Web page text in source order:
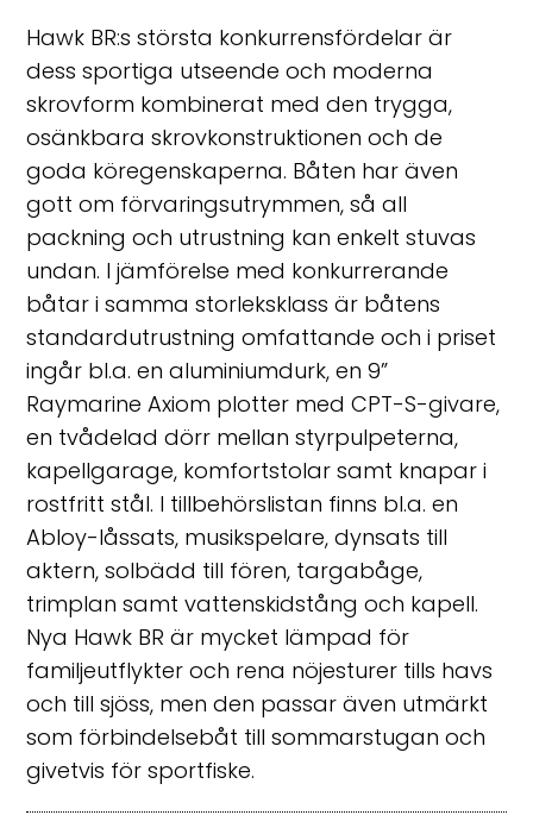
Hawk BR:s största konkurrensfördelar är
dess sportiga utseende och moderna
skrovform kombinerat med den trygga,
osänkbara skrovkonstruktionen och de
goda köregenskaperna. Båten har även
gott om förvaringsutrymmen, så all
packning och utrustning kan enkelt stuvas
undan. I jämförelse med konkurrerande
båtar i samma storleksklass är båtens
standardutrustning omfattande och i priset
ingår bl.a. en aluminiumdurk, en 9”
Raymarine Axiom plotter med CPT-S-givare,
en tvådelad dörr mellan styrpulpeterna,
kapellgarage, komfortstolar samt knapar i
rostfritt stål. I tillbehörslistan finns bl.a. en
Abloy-låssats, musikspelare, dynsats till
aktern, solbädd till fören, targabåge,
trimplan samt vattenskidstång och kapell.
Nya Hawk BR är mycket lämpad för
familjeutflykter och rena nöjesturer tills havs
och till sjöss, men den passar även utmärkt
som förbindelsebåt till sommarstugan och
givetvis för sportfiske.